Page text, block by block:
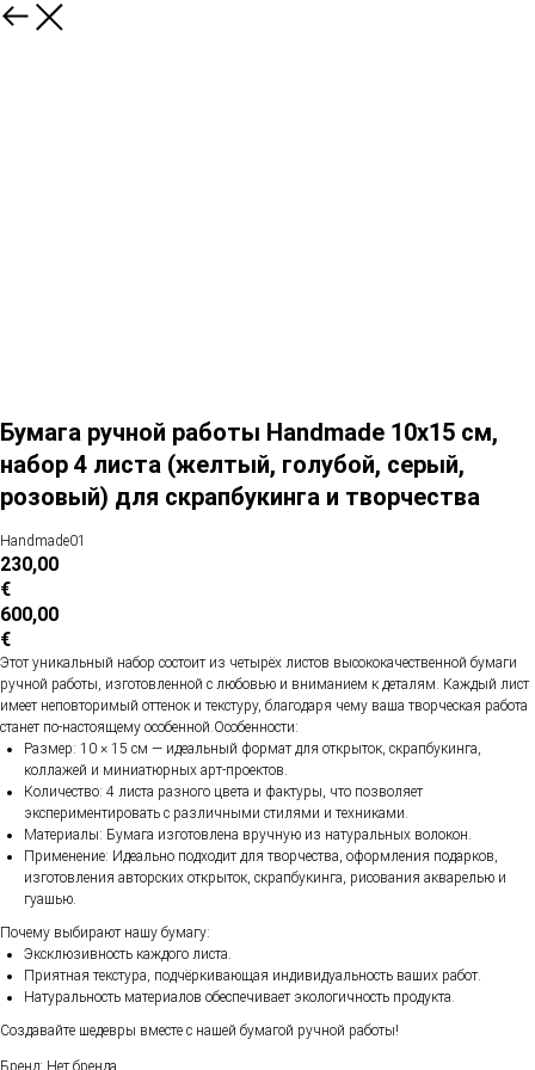
Бумага ручной работы Handmade 10х15 см,
набор 4 листа (желтый, голубой, серый,
розовый) для скрапбукинга и творчества
Handmade01
230,00
€
600,00
€
Этот уникальный набор состоит из четырёх листов высококачественной бумаги
ручной работы, изготовленной с любовью и вниманием к деталям. Каждый лист
имеет неповторимый оттенок и текстуру, благодаря чему ваша творческая работа
станет по-настоящему особенной.Особенности:
Размер: 10 × 15 см — идеальный формат для открыток, скрапбукинга,
коллажей и миниатюрных арт-проектов.
Количество: 4 листа разного цвета и фактуры, что позволяет
экспериментировать с различными стилями и техниками.
Материалы: Бумага изготовлена вручную из натуральных волокон.
Применение: Идеально подходит для творчества, оформления подарков,
изготовления авторских открыток, скрапбукинга, рисования акварелью и
гуашью.
Почему выбирают нашу бумагу:
Эксклюзивность каждого листа.
Приятная текстура, подчёркивающая индивидуальность ваших работ.
Натуральность материалов обеспечивает экологичность продукта.
Создавайте шедевры вместе с нашей бумагой ручной работы!
Бренд: Нет бренда